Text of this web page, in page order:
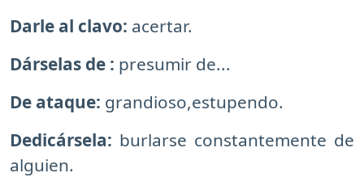
Darle al clavo: acertar.
Dárselas de : presumir de...
De ataque: grandioso,estupendo.
Dedicársela: burlarse constantemente de
alguien.